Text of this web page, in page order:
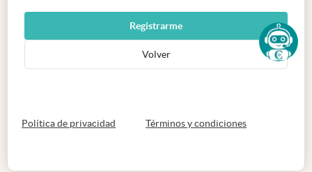
Registrarme
Volver
Política de privacidad abre en nueva pestaña
Términos y condicionesabre en nueva